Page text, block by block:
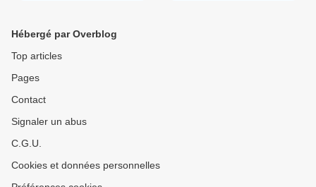
Hébergé par Overblog
Top articles
Pages
Contact
Signaler un abus
C.G.U.
Cookies et données personnelles